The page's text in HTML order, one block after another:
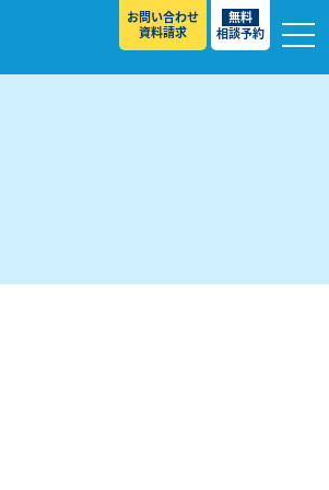
お問い合わせ
資料請求
無料
相談予約